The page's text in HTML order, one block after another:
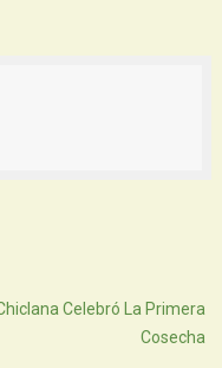
Celebró La Primera
Cosecha